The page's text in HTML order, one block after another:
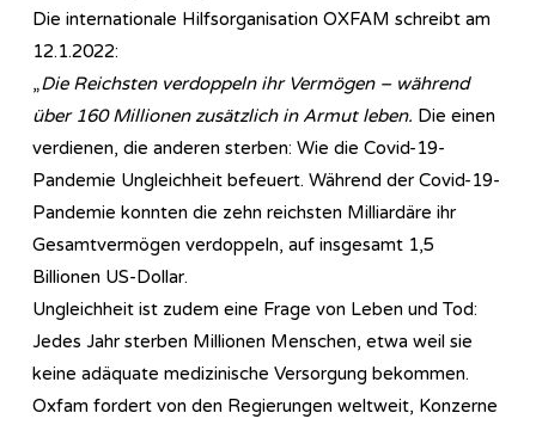
Die internationale Hilfsorganisation OXFAM schreibt am
12.1.2022:
„Die Reichsten verdoppeln ihr Vermögen – während
über 160 Millionen zusätzlich in Armut leben. Die einen
verdienen, die anderen sterben: Wie die Covid-19-
Pandemie Ungleichheit befeuert. Während der Covid-19-
Pandemie konnten die zehn reichsten Milliardäre ihr
Gesamtvermögen verdoppeln, auf insgesamt 1,5
Billionen US-Dollar.
Ungleichheit ist zudem eine Frage von Leben und Tod:
Jedes Jahr sterben Millionen Menschen, etwa weil sie
keine adäquate medizinische Versorgung bekommen.
Oxfam fordert von den Regierungen weltweit, Konzerne